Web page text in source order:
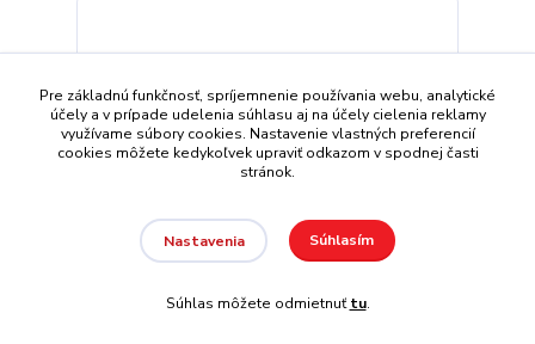
Pre základnú funkčnosť, spríjemnenie používania webu, analytické
účely a v prípade udelenia súhlasu aj na účely cielenia reklamy
využívame súbory cookies. Nastavenie vlastných preferencií
cookies môžete kedykoľvek upraviť odkazom v spodnej časti
stránok.
Nastavenia Súhlasím
Súhlas môžete odmietnuťtu.